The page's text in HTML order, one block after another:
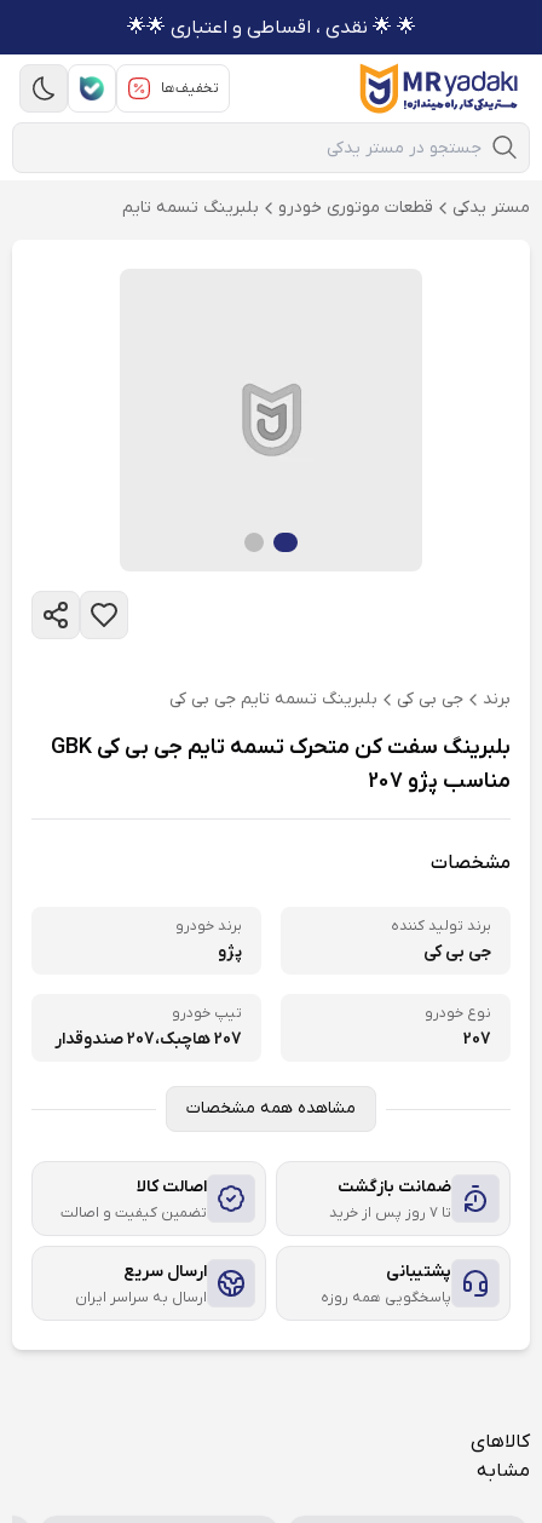
🌟 🌟 نقدی ، اقساطی و اعتباری 🌟🌟
تخفیف‌ها
Mobile Search
مستر یدکی قطعات موتوری خودرو بلبرینگ تسمه تایم
برند جی بی کی بلبرینگ تسمه تایم جی بی کی
بلبرینگ سفت کن متحرک تسمه تایم جی بی کی GBK
مناسب پژو 207
مشخصات
برند تولید کننده
جی بی کی
برند خودرو
پژو
نوع خودرو
207
تیپ خودرو
207 هاچبک، 207 صندوقدار
مشاهده همه مشخصات
ضمانت بازگشت
تا ۷ روز پس از خرید
اصالت کالا
تضمین کیفیت و اصالت
پشتیبانی
پاسخگویی همه روزه
ارسال سریع
ارسال به سراسر ایران
کالاهای
مشابه